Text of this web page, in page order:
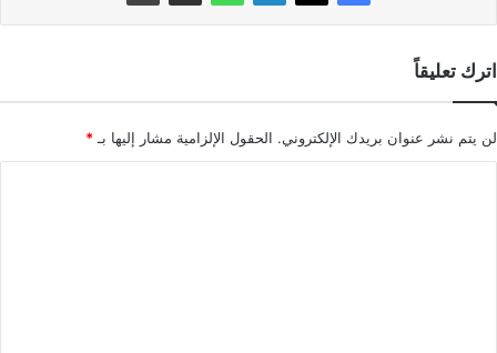
اترك تعليقاً
لن يتم نشر عنوان بريدك الإلكتروني. الحقول الإلزامية مشار إليها بـ*